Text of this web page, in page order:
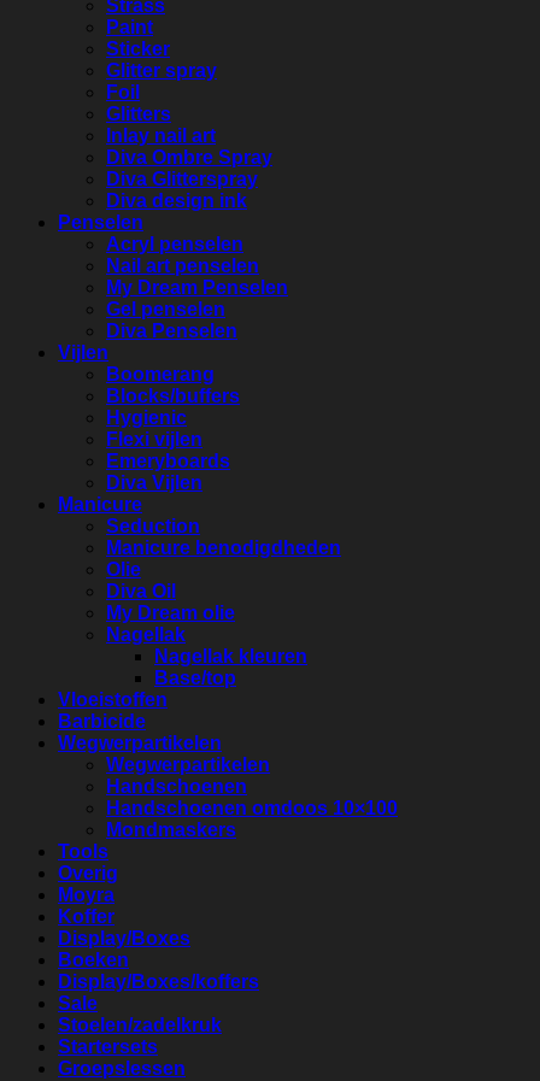
Strass
Paint
Sticker
Glitter spray
Foil
Glitters
Inlay nail art
Diva Ombre Spray
Diva Glitterspray
Diva design ink
Penselen
Acryl penselen
Nail art penselen
My Dream Penselen
Gel penselen
Diva Penselen
Vijlen
Boomerang
Blocks/buffers
Hygienic
Flexi vijlen
Emeryboards
Diva Vijlen
Manicure
Seduction
Manicure benodigdheden
Olie
Diva Oil
My Dream olie
Nagellak
Nagellak kleuren
Base/top
Vloeistoffen
Barbicide
Wegwerpartikelen
Wegwerpartikelen
Handschoenen
Handschoenen omdoos 10×100
Mondmaskers
Tools
Overig
Moyra
Koffer
Display/Boxes
Boeken
Display/Boxes/koffers
Sale
Stoelen/zadelkruk
Startersets
Groepslessen